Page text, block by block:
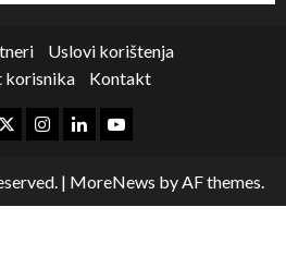
Uslovi korištenja
korisnika
Kontakt
| MoreNews by AF themes.